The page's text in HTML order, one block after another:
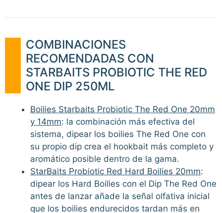
COMBINACIONES
RECOMENDADAS CON
STARBAITS PROBIOTIC THE RED
ONE DIP 250ML
Boilies Starbaits Probiotic The Red One 20mm
y 14mm: la combinación más efectiva del
sistema, dipear los boilies The Red One con
su propio dip crea el hookbait más completo y
aromático posible dentro de la gama.
StarBaits Probiotic Red Hard Boilies 20mm:
dipear los Hard Boilies con el Dip The Red One
antes de lanzar añade la señal olfativa inicial
que los boilies endurecidos tardan más en